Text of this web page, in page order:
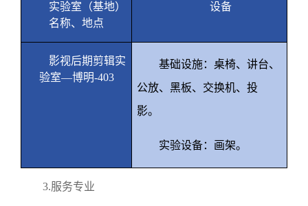
实验室（基地）
名称、地点
设备
影视后期剪辑实
验室—博明-403
基础设施：桌椅、讲台、
公放、黑板、交换机、投
影。
实验设备：画架。
3.服务专业